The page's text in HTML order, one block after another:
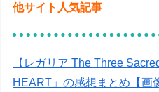
他サイト人気記事
【レガリア The Three
HEART」の感想まとめ【画